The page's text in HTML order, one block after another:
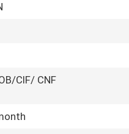
CIF/ CNF